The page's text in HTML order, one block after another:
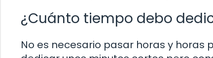
¿Cuánto tiempo debo
No es necesario pasar horas y